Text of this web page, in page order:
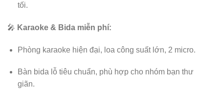
tối.
🎤 Karaoke & Bida miễn phí:
Phòng karaoke hiện đại, loa công suất lớn, 2 micro.
Bàn bida lỗ tiêu chuẩn, phù hợp cho nhóm bạn thư
giãn.